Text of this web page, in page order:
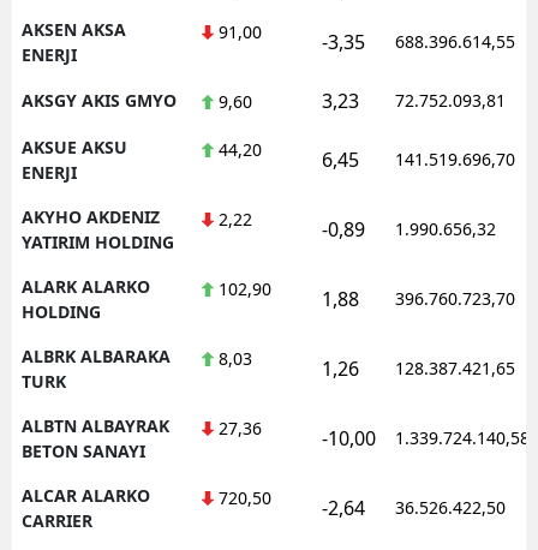
AKSEN AKSA
ENERJI
91,00 -3,35 688.396.614,55
AKSGY AKIS GMYO 9,60 3,23 72.752.093,81
AKSUE AKSU
ENERJI
44,20 6,45 141.519.696,70
AKYHO AKDENIZ
YATIRIM HOLDING
2,22 -0,89 1.990.656,32
ALARK ALARKO
HOLDING
102,90 1,88 396.760.723,70
ALBRK ALBARAKA
TURK
8,03 1,26 128.387.421,65
ALBTN ALBAYRAK
BETON SANAYI
27,36 -10,00 1.339.724.140,58
ALCAR ALARKO
CARRIER
720,50 -2,64 36.526.422,50